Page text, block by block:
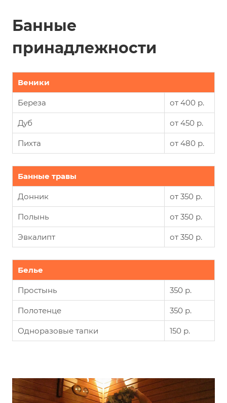
Банные
принадлежности
Веники
Береза от 400 р.
Дуб от 450 р.
Пихта от 480 р.
Банные травы
Донник от 350 р.
Полынь от 350 р.
Эвкалипт от 350 р.
Белье
Простынь 350 р.
Полотенце 350 р.
Одноразовые тапки 150 р.